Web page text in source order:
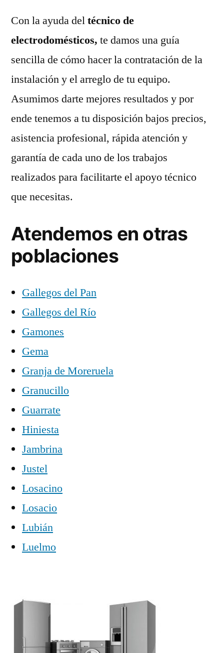
Con la ayuda deltécnico de
electrodomésticos, te damos una guía
sencilla de cómo hacer la contratación de la
instalación y el arreglo de tu equipo.
Asumimos darte mejores resultados y por
ende tenemos a tu disposición bajos precios,
asistencia profesional, rápida atención y
garantía de cada uno de los trabajos
realizados para facilitarte el apoyo técnico
que necesitas.
Atendemos en otras
poblaciones
Gallegos del Pan
Gallegos del Río
Gamones
Gema
Granja de Moreruela
Granucillo
Guarrate
Hiniesta
Jambrina
Justel
Losacino
Losacio
Lubián
Luelmo